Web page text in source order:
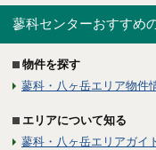
蓼科センターおすすめ
物件を探す
蓼科・八ヶ岳エリア物件
エリアについて知る
蓼科・八ヶ岳エリアガイ